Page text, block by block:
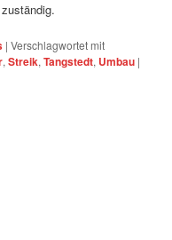
|Verschlagwortet mit
,Streik,Tangstedt, Umbau |